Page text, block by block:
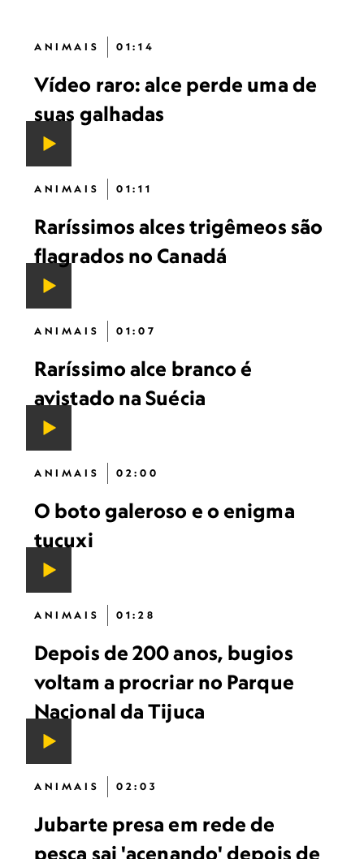
ANIMAIS 01:14
Vídeo raro: alce perde uma de
suas galhadas
ANIMAIS 01:11
Raríssimos alces trigêmeos são
flagrados no Canadá
ANIMAIS 01:07
Raríssimo alce branco é
avistado na Suécia
ANIMAIS 02:00
O boto galeroso e o enigma
tucuxi
ANIMAIS 01:28
Depois de 200 anos, bugios
voltam a procriar no Parque
Nacional da Tijuca
ANIMAIS 02:03
Jubarte presa em rede de
pesca sai 'acenando' depois de